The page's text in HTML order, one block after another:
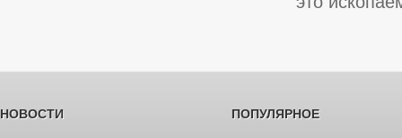
НОВОСТИ ПОПУЛЯРНОЕ